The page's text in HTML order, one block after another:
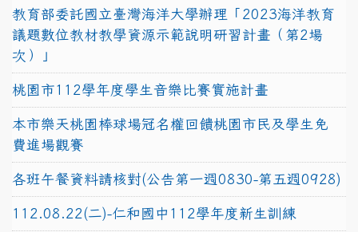
教育部委託國立臺灣海洋大學辦理「2023海洋教育
議題數位教材教學資源示範說明研習計畫（第2場
次）」
桃園市112學年度學生音樂比賽實施計畫
本市樂天桃園棒球場冠名權回饋桃園市民及學生免
費進場觀賽
各班午餐資料請核對(公告第一週0830-第五週0928)
112.08.22(二)-仁和國中112學年度新生訓練